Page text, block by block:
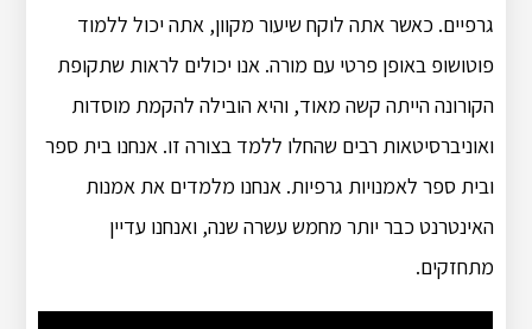
גרפיים. כאשר אתה לוקח שיעור מקוון, אתה יכול ללמוד
פוטושופ באופן פרטי עם מורה. אנו יכולים לראות שתקופת
הקורונה הייתה קשה מאוד, והיא הובילה להקמת מוסדות
ואוניברסיטאות רבים שהחלו ללמד בצורה זו. אנחנו בית ספר
ובית ספר לאמנויות גרפיות. אנחנו מלמדים את אמנות
האינטרנט כבר יותר מחמש עשרה שנה, ואנחנו עדיין
מתחזקים.